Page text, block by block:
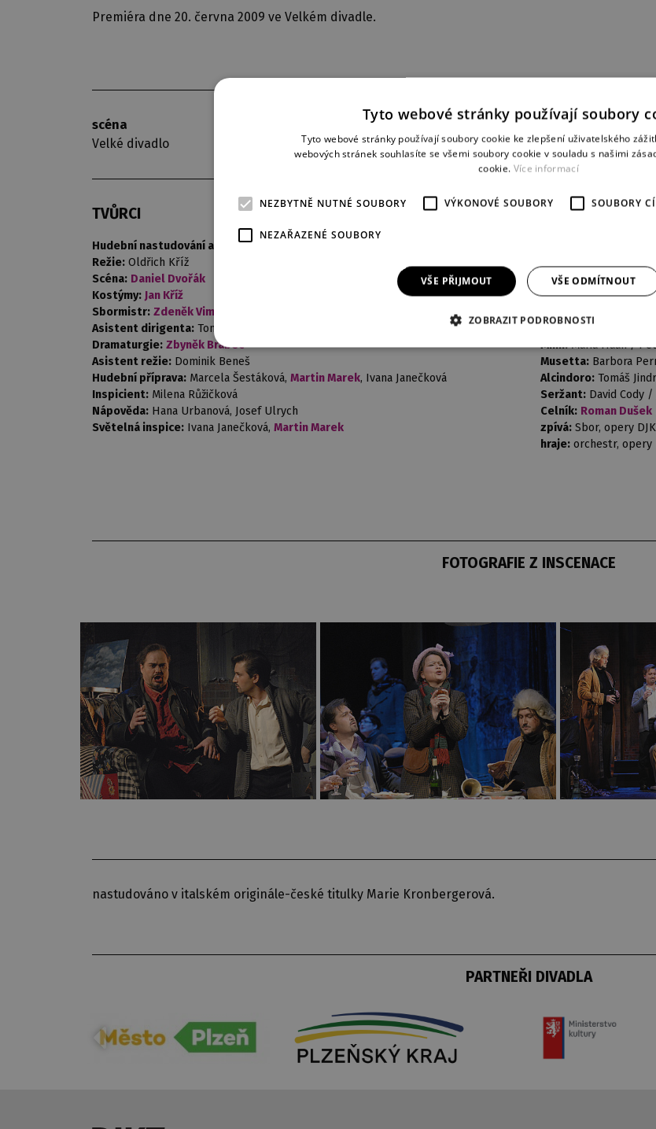
Premiéra dne 20. června 2009 ve Velkém divadle.
scéna
Velké divadlo
20. 6. 2009
derniéra
26. 5. 2012
33
TVŮRCI
Hudební nastudování a dirigent:
Režie: Oldřich Kříž
Scéna: Daniel Dvořák
Kostýmy: Jan Kříž
Sbormistr: Zdeněk Vimr
Asistent dirigenta: Tomáš Brauner
Dramaturgie: Zbyněk Brabec
Asistent režie: Dominik Beneš
Hudební příprava: Marcela Šestáková, Martin Marek, Ivana Janečková
Inspicient: Milena Růžičková
Nápověda: Hana Urbanová, Josef Ulrych
Světelná inspice: Ivana Janečková, Martin Marek
OSOBY A
Schaunard, hudebník:
Colline, filosof: Miloš
Benoit, domácí:
Mimi: Maria Haan /
Musetta: Barbora
Alcindoro: Tomáš
Seržant: David Cody /
Celník: Roman Dušek
zpívá: Sbor, opery
hraje: orchestr, opery
FOTOGRAFIE Z INSCENACE
nastudováno v italském originále-české titulky Marie Kronbergerová.
PARTNEŘI DIVADLA
Tyto webové stránky používají soubory
Tyto webové stránky používají soubory cookie ke zlepšení uživatelského
webových stránek souhlasíte se všemi soubory cookie v souladu s našimi
cookie. Více informací
NEZBYTNĚ NUTNÉ SOUBORY VÝKONOVÉ SOUBORY SOUBORY
NEZAŘAZENÉ SOUBORY
VŠE PŘIJMOUT VŠE ODMÍTNOUT
ZOBRAZIT PODROBNOSTI